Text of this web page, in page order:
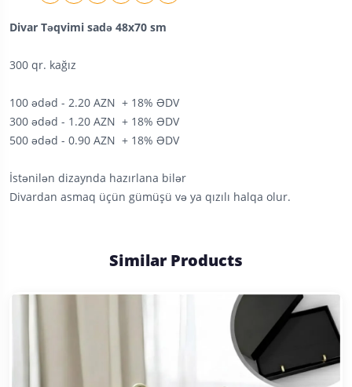
Divar Təqvimi sadə 48x70 sm
300 qr. kağız
100 ədəd - 2.20 AZN + 18% ƏDV
300 ədəd - 1.20 AZN + 18% ƏDV
500 ədəd - 0.90 AZN + 18% ƏDV
İstənilən dizaynda hazırlana bilər
Divardan asmaq üçün gümüşü və ya qızılı halqa olur.
Similar Products